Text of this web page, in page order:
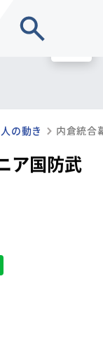
の動き
ア国防武